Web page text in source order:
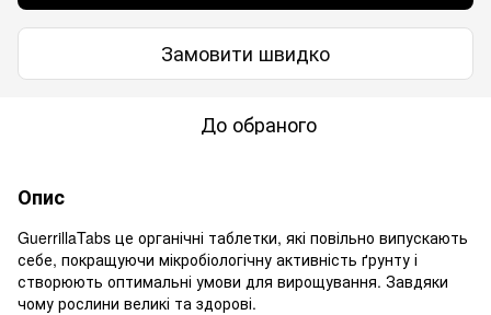
Замовити швидко
До обраного
Опис
GuerrillaTabs це органічні таблетки, які повільно випускають
себе, покращуючи мікробіологічну активність ґрунту і
створюють оптимальні умови для вирощування. Завдяки
чому рослини великі та здорові.